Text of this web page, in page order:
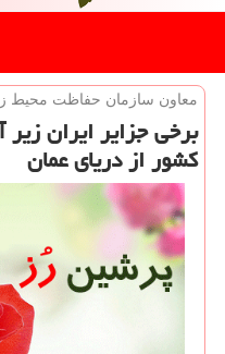
معاون سازمان حفاظت محیط
برخی جزایر ایران زیر
كشور از دریای عمان